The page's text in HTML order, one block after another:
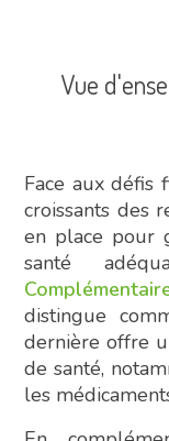
Vue
Face aux défis
croissants des
en place pour
santé
distingue
dernière offre
de santé,
les